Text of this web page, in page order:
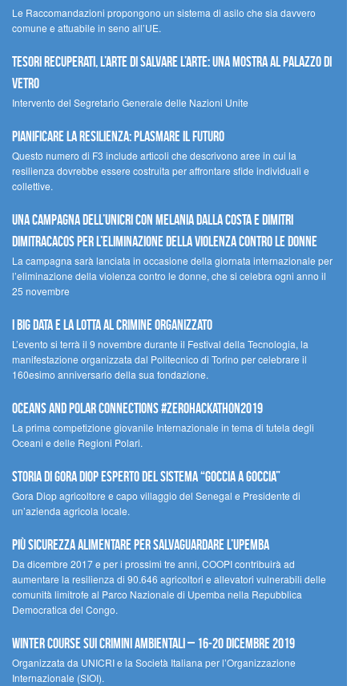
Le Raccomandazioni propongono un sistema di asilo che sia davvero
comune e attuabile in seno all’UE.
Tesori recuperati, l’arte di salvare l’arte: una mostra al Palazzo di
Vetro
Intervento del Segretario Generale delle Nazioni Unite
Pianificare la resilienza: plasmare il futuro
Questo numero di F3 include articoli che descrivono aree in cui la
resilienza dovrebbe essere costruita per affrontare sfide individuali e
collettive.
Una campagna dell’UNICRI con Melania Dalla Costa e Dimitri
Dimitracacos per l’eliminazione della violenza contro le donne
La campagna sarà lanciata in occasione della giornata internazionale per
l’eliminazione della violenza contro le donne, che si celebra ogni anno il
25 novembre
I Big Data e la lotta al crimine organizzato
L’evento si terrà il 9 novembre durante il Festival della Tecnologia, la
manifestazione organizzata dal Politecnico di Torino per celebrare il
160esimo anniversario della sua fondazione.
Oceans and Polar Connections #ZEROHackathon2019
La prima competizione giovanile Internazionale in tema di tutela degli
Oceani e delle Regioni Polari.
STORIA DI GORA DIOP ESPERTO DEL SISTEMA “GOCCIA A GOCCIA”
Gora Diop agricoltore e capo villaggio del Senegal e Presidente di
un’azienda agricola locale.
Più sicurezza alimentare per salvaguardare l’Upemba
Da dicembre 2017 e per i prossimi tre anni, COOPI contribuirà ad
aumentare la resilienza di 90.646 agricoltori e allevatori vulnerabili delle
comunità limitrofe al Parco Nazionale di Upemba nella Repubblica
Democratica del Congo.
Winter Course sui Crimini Ambientali – 16-20 Dicembre 2019
Organizzata da UNICRI e la Società Italiana per l’Organizzazione
Internazionale (SIOI).